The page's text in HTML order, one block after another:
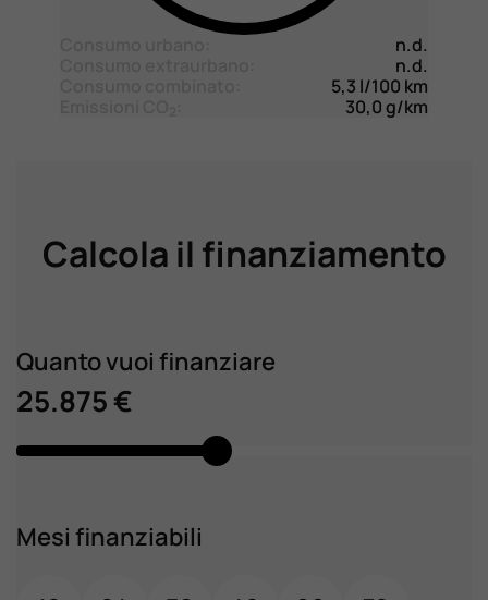
n.d.
n.d.
5,3 l/100 km
30,0 g/km
Calcola il finanziamento
Quanto vuoi finanziare
25.875 €
Mesi finanziabili